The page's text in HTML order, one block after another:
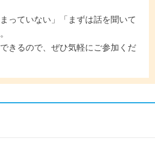
っていない」「まずは話を聞いて
きるので、ぜひ気軽にご参加くだ